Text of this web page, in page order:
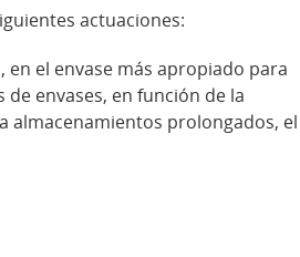
actuaciones:
en el envase más apropiado para
envases, en función de la
almacenamientos prolongados, el